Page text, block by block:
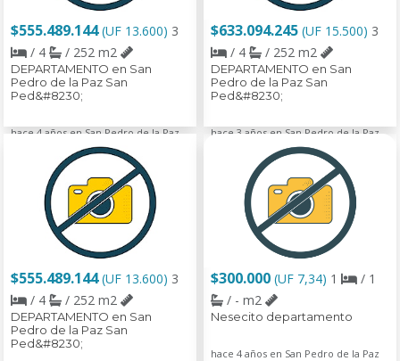
$555.489.144(UF 13.600) 3
/ 4
/ 252 m2
DEPARTAMENTO en San
Pedro de la Paz San
Ped&#8230;
hace 4 años en San Pedro de la Paz
$633.094.245 (UF 15.500) 3
/ 4
/ 252 m2
DEPARTAMENTO en San
Pedro de la Paz San
Ped&#8230;
hace 3 años en San Pedro de la Paz
$555.489.144(UF 13.600) 3
/ 4
/ 252 m2
DEPARTAMENTO en San
Pedro de la Paz San
Ped&#8230;
$300.000 (UF 7,34) 1
/ 1
/ - m2
Nesecito departamento
hace 4 años en San Pedro de la Paz